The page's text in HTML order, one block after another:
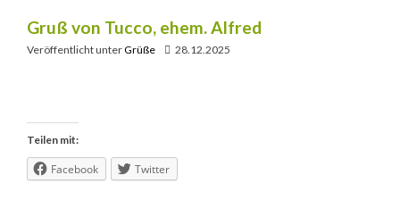
Gruß von Tucco, ehem. Alfred
Veröffentlicht unterGrüße 28.12.2025
Teilen mit:
Facebook Twitter